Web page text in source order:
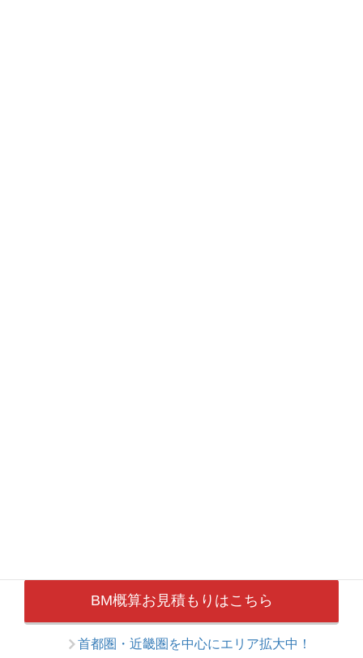
BM概算お見積もりはこちら
首都圏・近畿圏を中心にエリア拡大中！